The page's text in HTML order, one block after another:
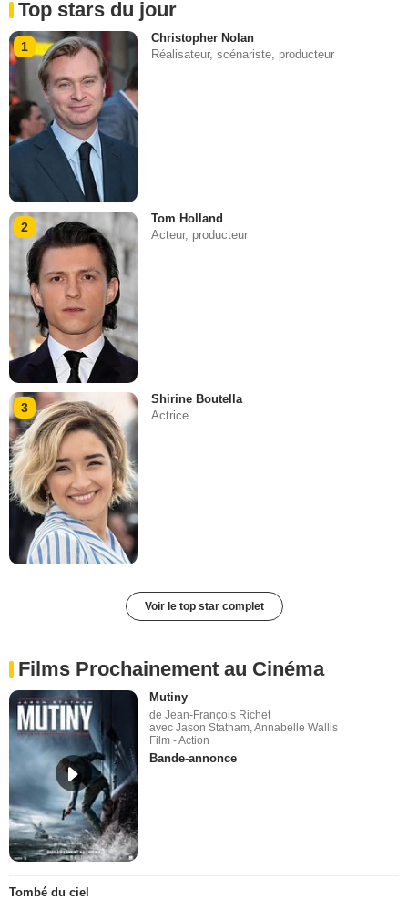
Top stars du jour
1
Christopher Nolan
Réalisateur, scénariste, producteur
2
Tom Holland
Acteur, producteur
3
Shirine Boutella
Actrice
Voir le top star complet
Films Prochainement au Cinéma
Mutiny
de Jean-François Richet
avec Jason Statham, Annabelle Wallis
Film - Action
Bande-annonce
Tombé du ciel